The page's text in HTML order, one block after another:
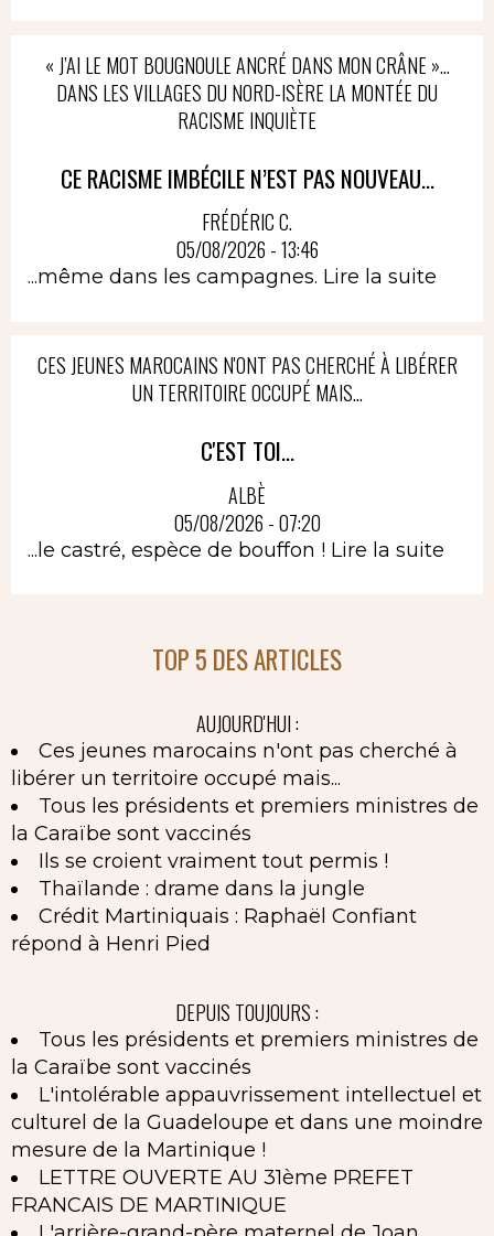
« J’AI LE MOT BOUGNOULE ANCRÉ DANS MON CRÂNE »…
DANS LES VILLAGES DU NORD-ISÈRE LA MONTÉE DU
RACISME INQUIÈTE
CE RACISME IMBÉCILE N’EST PAS NOUVEAU...
FRÉDÉRIC C.
05/08/2026 - 13:46
...même dans les campagnes. Lire la suite
CES JEUNES MAROCAINS N'ONT PAS CHERCHÉ À LIBÉRER
UN TERRITOIRE OCCUPÉ MAIS...
C'EST TOI...
ALBÈ
05/08/2026 - 07:20
...le castré, espèce de bouffon ! Lire la suite
TOP 5 DES ARTICLES
AUJOURD'HUI :
Ces jeunes marocains n'ont pas cherché à
libérer un territoire occupé mais...
Tous les présidents et premiers ministres de
la Caraïbe sont vaccinés
Ils se croient vraiment tout permis !
Thaïlande : drame dans la jungle
Crédit Martiniquais : Raphaël Confiant
répond à Henri Pied
DEPUIS TOUJOURS :
Tous les présidents et premiers ministres de
la Caraïbe sont vaccinés
L'intolérable appauvrissement intellectuel et
culturel de la Guadeloupe et dans une moindre
mesure de la Martinique !
LETTRE OUVERTE AU 31ème PREFET
FRANCAIS DE MARTINIQUE